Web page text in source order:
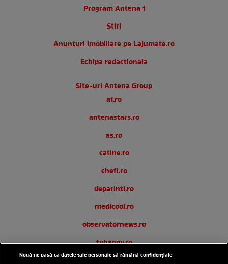
Program Antena 1
Stiri
Anunturi imobiliare pe Lajumate.ro
Echipa redactionala
Site-uri Antena Group
a1.ro
antenastars.ro
as.ro
catine.ro
chefi.ro
deparinti.ro
medicool.ro
observatornews.ro
tvhappy.ro
useit.ro
Nouă ne pasă ca datele tale personale să rămână confidențiale